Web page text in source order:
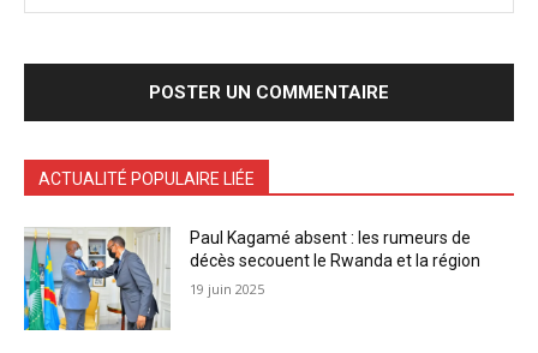
ACTUALITÉ POPULAIRE LIÉE
Paul Kagamé absent : les rumeurs de
décès secouent le Rwanda et la région
19 juin 2025